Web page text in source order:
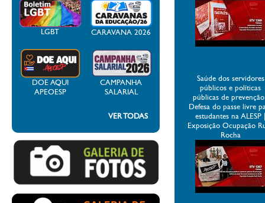
LGBT CARAVANA 2026
DOE AQUI
APEOESP
CAMPANHA
SALARIAL
VER TODAS
Saúde dos servidores
públicos e políticas
públicas de
Defesa do passe livre
estudantes na ALESP
Exposição Ocupação
Rocha